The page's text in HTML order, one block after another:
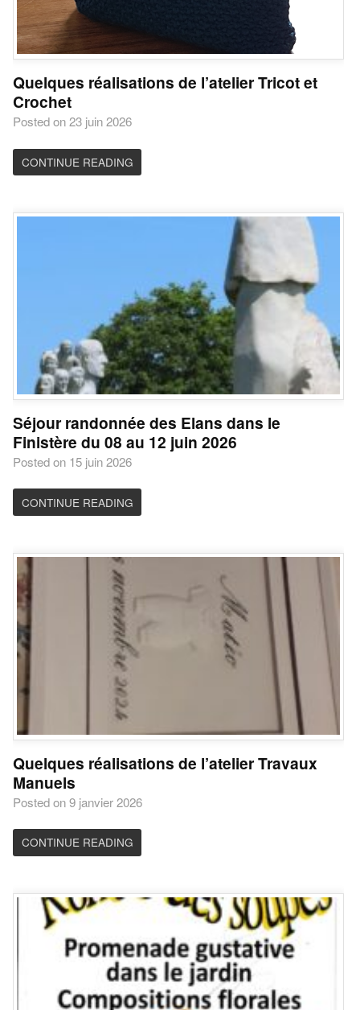
Quelques réalisations de l’atelier Tricot et
Crochet
Posted on 23 juin 2026
CONTINUE READING
Séjour randonnée des Elans dans le
Finistère du 08 au 12 juin 2026
Posted on 15 juin 2026
CONTINUE READING
Quelques réalisations de l’atelier Travaux
Manuels
Posted on 9 janvier 2026
CONTINUE READING